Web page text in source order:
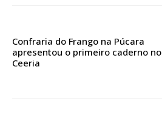
Confraria do Frango na Púcara
apresentou o primeiro caderno no
Ceeria